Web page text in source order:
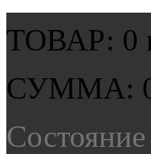
ТОВАР: 0
СУММА: